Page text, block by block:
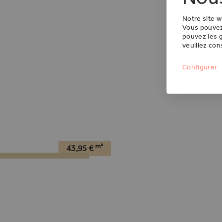
43,95 € m²
Notre site
Vous
pouvez les
veuillez
Configurer